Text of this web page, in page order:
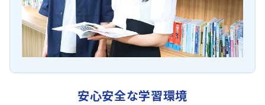
安心安全な学習環境